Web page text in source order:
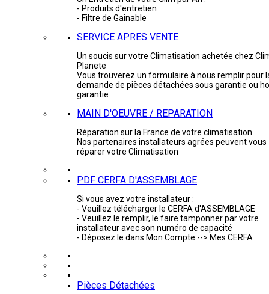
- Produits d'entretien
- Filtre de Gainable
SERVICE APRES VENTE
Un soucis sur votre Climatisation achetée chez
Planete
Vous trouverez un formulaire à nous remplir pour
demande de pièces détachées sous garantie ou
garantie
MAIN D'OEUVRE / REPARATION
Réparation sur la France de votre climatisation
Nos partenaires installateurs agrées peuvent vous
réparer votre Climatisation
PDF CERFA D'ASSEMBLAGE
Si vous avez votre installateur :
- Veuillez télécharger le CERFA d'ASSEMBLAGE
- Veuillez le remplir, le faire tamponner par votre
installateur avec son numéro de capacité
- Déposez le dans Mon Compte --> Mes CERFA
Pièces Détachées